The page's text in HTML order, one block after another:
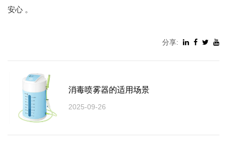
安心 。
分享:
消毒喷雾器的适用场景
2025-09-26